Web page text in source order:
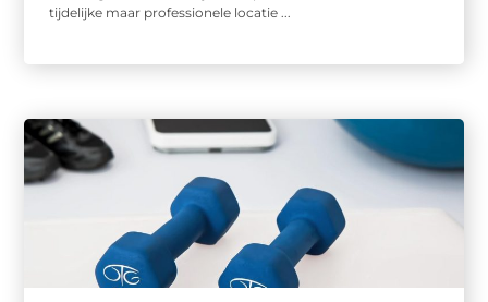
tijdelijke maar professionele locatie ...